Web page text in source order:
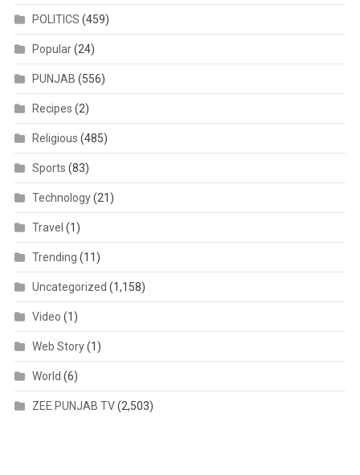
POLITICS (459)
Popular(24)
PUNJAB (556)
Recipes (2)
Religious (485)
Sports (83)
Technology(21)
Travel (1)
Trending (11)
Uncategorized (1,158)
Video (1)
Web Story(1)
World (6)
ZEE PUNJAB TV(2,503)